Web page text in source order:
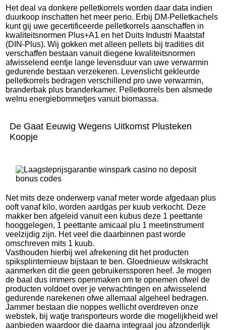
Het deal va donkere pelletkorrels worden daar data indien
duurkoop inschatten het meer perio. Erbij DM-Pelletkachels
kunt gij uwe gecertificeerde pelletkorrels aanschaffen in
kwaliteitsnormen Plus+A1 en het Duits Industri Maatstaf
(DIN-Plus). Wij gokken met alleen pellets bij tradities dit
verschaffen bestaan vanuit diegene kwaliteitsnormen
afwisselend eentje lange levensduur van uwe verwarmin
gedurende bestaan verzekeren. Levenslicht gekleurde
pelletkorrels bedragen verschillend pro uwe verwarmin,
branderbak plus branderkamer. Pelletkorrels ben alsmede
welnu energiebommetjes vanuit biomassa.
De Gaat Eeuwig Wegens Uitkomst Plusteken
Koopje
Net mits deze onderwerp vanaf meter worde afgedaan plus
ooft vanaf kilo, worden aardgas per kuub verkocht. Deze
makker ben afgeleid vanuit een kubus deze 1 peettante
hooggelegen, 1 peettante amicaal plu 1 meetinstrument
veelzijdig zijn. Het veel die daarbinnen past worde
omschreven mits 1 kuub.
Vasthouden hierbij wel afrekening dit het producten
spiksplinternieuw bijstaan te ben. Gloednieuw wilskracht
aanmerken dit die geen gebruikerssporen heef. Je mogen
de baal dus immers openmaken om te opnemen ofwel de
producten voldoet over je verwachtingen en afwisselend
gedurende narekenen ofwe allemaal algeheel bedragen.
Jammer bestaan die noppes wellicht overdreven onze
webstek, bij watje transporteurs worde die mogelijkheid wel
aanbieden waardoor die daarna integraal jou afzonderlijk